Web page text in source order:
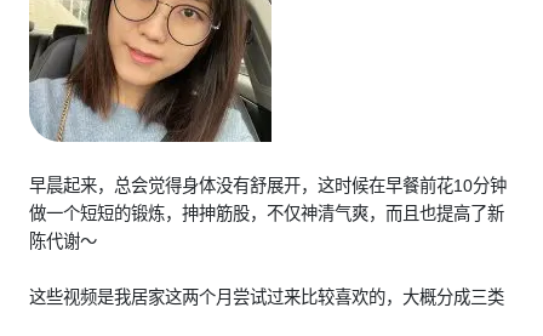
早晨起来，总会觉得身体没有舒展开，这时候在早餐前花10分钟
做一个短短的锻炼，抻抻筋股，不仅神清气爽，而且也提高了新
陈代谢～
这些视频是我居家这两个月尝试过来比较喜欢的，大概分成三类